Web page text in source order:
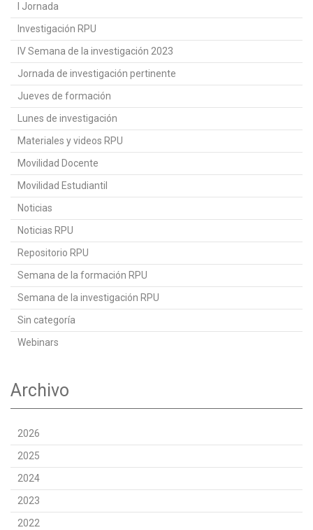
I Jornada
Investigación RPU
IV Semana de la investigación 2023
Jornada de investigación pertinente
Jueves de formación
Lunes de investigación
Materiales y videos RPU
Movilidad Docente
Movilidad Estudiantil
Noticias
Noticias RPU
Repositorio RPU
Semana de la formación RPU
Semana de la investigación RPU
Sin categoría
Webinars
Archivo
2026
2025
2024
2023
2022